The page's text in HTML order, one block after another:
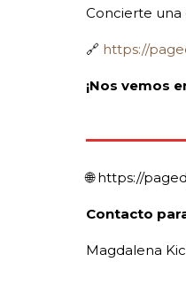
Concierte una
🔗 https://
¡Nos vemos
🌐 https://
Contacto
Magdalena